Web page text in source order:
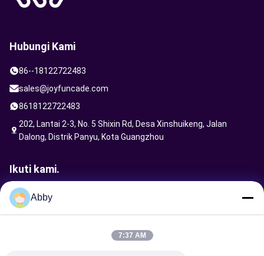
Hubungi Kami
86--18122722483
sales@joyfuncade.com
8618122722483
202, Lantai 2-3, No. 5 Shixin Rd, Desa Xinshuikeng, Jalan
Dalong, Distrik Panyu, Kota Guangzhou
Ikuti kami.
Abby
7:37 AM